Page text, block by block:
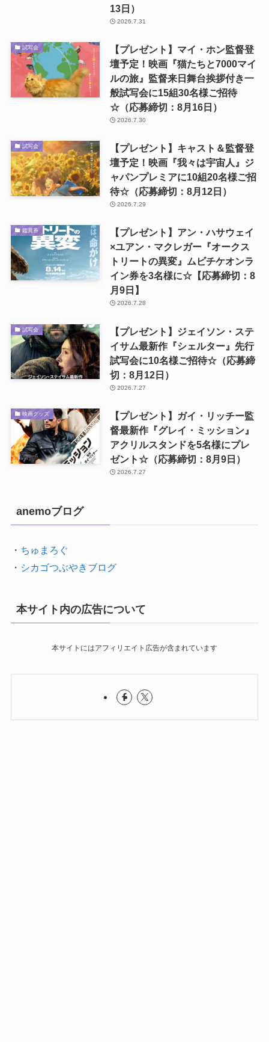
13日）
2026.7.31
試写会
【プレゼント】マイ・ホン監督登
壇予定！映画『猫たちと7000マイ
ルの旅』監督来日舞台挨拶付き一
般試写会に15組30名様ご招待
☆（応募締切：8月16日）
2026.7.30
試写会
【プレゼント】キャスト＆監督登
壇予定！映画『我々は宇宙人』ジ
ャパンプレミアに10組20名様ご招
待☆（応募締切：8月12日）
2026.7.29
鑑賞券
【プレゼント】アン・ハサウェイ
×ユアン・マクレガー『オークス
トリートの異変』ムビチケオンラ
イン券を3名様に☆【応募締切：8
月9日】
2026.7.28
試写会
【プレゼント】ジェイソン・ステ
イサム最新作『シェルター』先行
試写会に10名様ご招待☆（応募締
切：8月12日）
2026.7.27
映画グッズ
【プレゼント】ガイ・リッチー監
督最新作『グレイ・ミッション』
アクリルスタンドを5名様にプレ
ゼント☆（応募締切：8月9日）
2026.7.27
anemoブログ
・ ちゅまろぐ
・ シカゴつぶやきブログ
本サイト内の広告について
本サイトにはアフィリエイト広告が含まれています